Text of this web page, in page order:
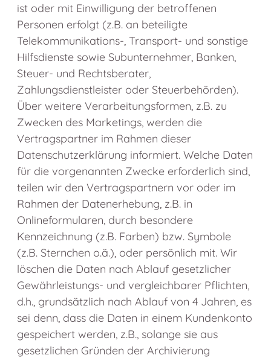
ist oder mit Einwilligung der betroffenen
Personen erfolgt (z.B. an beteiligte
Telekommunikations-, Transport- und sonstige
Hilfsdienste sowie Subunternehmer, Banken,
Steuer- und Rechtsberater,
Zahlungsdienstleister oder Steuerbehörden).
Über weitere Verarbeitungsformen, z.B. zu
Zwecken des Marketings, werden die
Vertragspartner im Rahmen dieser
Datenschutzerklärung informiert. Welche Daten
für die vorgenannten Zwecke erforderlich sind,
teilen wir den Vertragspartnern vor oder im
Rahmen der Datenerhebung, z.B. in
Onlineformularen, durch besondere
Kennzeichnung (z.B. Farben) bzw. Symbole
(z.B. Sternchen o.ä.), oder persönlich mit. Wir
löschen die Daten nach Ablauf gesetzlicher
Gewährleistungs- und vergleichbarer Pflichten,
d.h., grundsätzlich nach Ablauf von 4 Jahren, es
sei denn, dass die Daten in einem Kundenkonto
gespeichert werden, z.B., solange sie aus
gesetzlichen Gründen der Archivierung